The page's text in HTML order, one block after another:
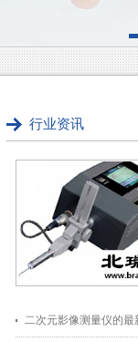
行业资讯
二次元影像测量仪的最